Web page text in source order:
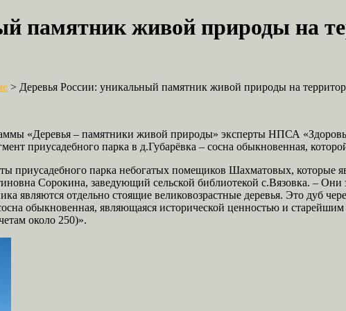
памятник живой природы на
> Деревья России: уникальный памятник живой природы на
«Деревья – памятники живой природы» эксперты НПСА
приусадебного парка в д.Губарёвка – сосна обыкновенная,
приусадебного парка небогатых помещиков Шахматовых, которые
Сорокина, заведующий сельской библиотекой с.Вязовка. – Они
являются отдельно стоящие великовозрастные деревья. Это дуб
обыкновенная, являющаяся исторической ценностью и
около 250)».